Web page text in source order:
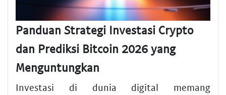
Panduan Strategi Investasi Crypto
dan Prediksi Bitcoin 2026 yang
Menguntungkan
Investasi di dunia digital memang